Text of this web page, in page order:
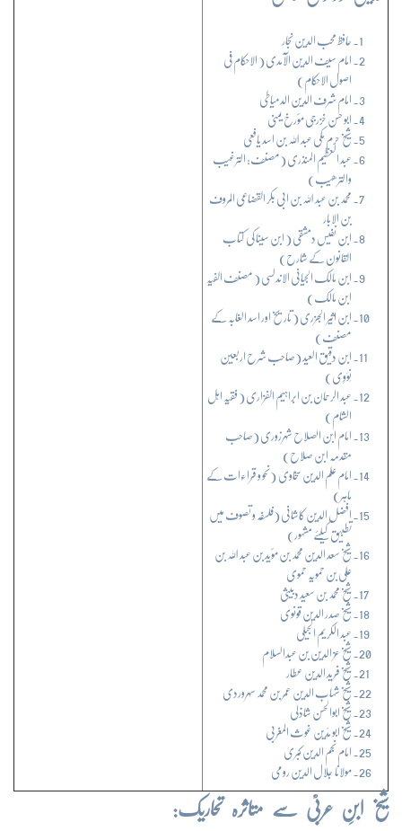
حافظ محب الدین نجار
امام سیف الدین الآمدی ( الاحکام فی
اصول الاحکام)
امام شرف الدین الدمیاطی
ابو حسن خزرجی مؤرخ یمنی
شیخ حرم مکی عبد اللہ بن اسد یافعی
عبد العظیم المنذری (مصنف: الترغیب
والترھیب)
محمد بن عبد اللہ بن ابی بکر القضاعی المروف
بن الابار
ابن نفیس دمشقی ( ابن سینا کی کتاب
القانون کے شارح)
ابن مالک الجیانی الاندلسی ( مصنف الفیہ
ابن مالک)
ابن اثیر الجزری ( تاریخ اور اسد الغابہ کے
مصنف)
ابن دقیق العید (صاحب شرح اربعین
نَوَوِی)
عبد الرحمان بن ابراہیم الفزاری ( فقیہ اہل
الشام)
امام ابن الصلاح شہرزوری (صاحب
مقدمہ ابن صلاح)
امام علم الدین سخاوی (نحو و قراءات کے
ماہر)
افضل الدین کاشانی (فلسفہ و تصوف میں
تطبیق کیلئے مشہور)
شیخ سعد الدین محمد بن مؤید بن عبد اللہ بن
علی بن حمویہ حموی
شیخ محمد بن سعید دبیثی
شیخ صدر الدین قونوی
عبد الکریم الجیلی
شیخ عز الدین بن عبدالسلام
شیخ فرید الدین عطار
شیخ شہاب الدین عمر بن محمد سہروردی
شیخ ابوالحسن شاذلی
شیخ ابو مَدْیَن غوث المغربی
امام نجم الدین کبریٰ
مولانا جلال الدین رومی
شیخ ابنِ عربیؒ سے متاثرہ تحاریک: